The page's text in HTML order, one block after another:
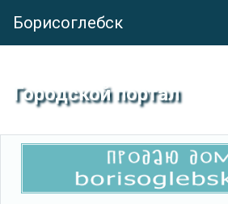
Борисоглебск
Городской портал